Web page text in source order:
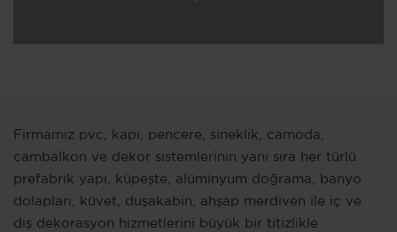
Firmamız pvc, kapı, pencere, sineklik, camoda,
cambalkon ve dekor sistemlerinin yanı sıra her türlü
prefabrik yapı, küpeşte, alüminyum doğrama, banyo
dolapları, küvet, duşakabin, ahşap merdiven ile iç ve
dış dekorasyon hizmetlerini büyük bir titizlikle